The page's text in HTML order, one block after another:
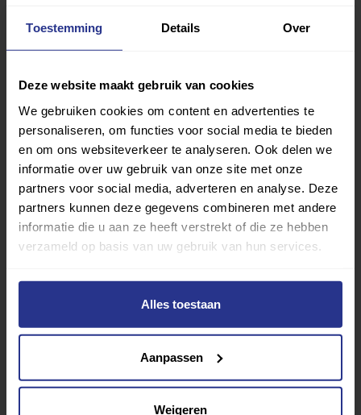
Toestemming Details Over
Deze website maakt gebruik van cookies
We gebruiken cookies om content en advertenties te
personaliseren, om functies voor social media te bieden
en om ons websiteverkeer te analyseren. Ook delen we
informatie over uw gebruik van onze site met onze
partners voor social media, adverteren en analyse. Deze
partners kunnen deze gegevens combineren met andere
informatie die u aan ze heeft verstrekt of die ze hebben
verzameld op basis van uw gebruik van hun services.
Alles toestaan
Aanpassen
Weigeren
Met meer dan 4250 sportclubs is er altijd een sport
die bij je past.
Sport zoeken
Verder lezen over
Ervaringen Esports Gezondheid Inspiratie
Terug naar nieuwsoverzicht